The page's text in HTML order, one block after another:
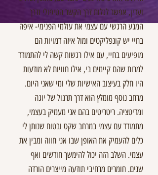
ועדין, אפשר לגלות דרך הקשר הטיפולי ודרך
המגע הרגשי עם עצמי את עולמי הפנימי- איפה
בחיי יש קונפליקטים ומול איזה דמויות הם
מופיעים בחיי, עם אילו רגשות קשה לי להתמודד
למרות שהם קיימים בי, אילו חוויות לא מודעות
היו חלק בעיצוב האישיות שלי ומי שאני היום.
מרחב נוסף מומלץ הוא דרך תרגול של יוגה
ומדיטציה. ריטריטים בהם אני מעמיק בעצמי,
מתמודד עם עצמי במרחב שקט ובטוח שנותן לי
כלים להעמיק את האופן שבו אני חווה ומבין את
עצמי. השלב הזה יכול להימשך חודשים ואף
שנים. חומרים מרחיבי תודעה מייצרים הורדה